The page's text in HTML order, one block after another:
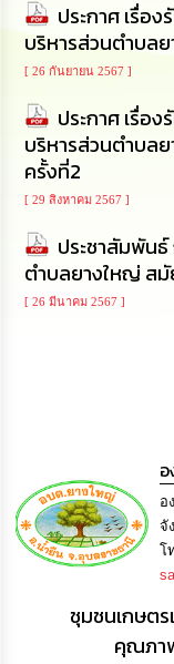
นโยบาย
No
Gift
การ
ดำเนิน
การ
เพื่อ
ป้องกัน
การ
ทุจริต
ร้อง
เรียน
ร้อง
ทุกข์
ประกาศ เรื่อ
บริหารส่วนตำบล
[ 26 กันยายน 2567 ]
ประกาศ เรื่อ
บริหารส่วนตำบล
ครั้งที่2
[ 29 สิงหาคม 2567 ]
ประชาสัมพัน
ตำบลยางใหญ่ ส
[ 26 มีนาคม 2567 ]
อ
จั
โ
ชุมชนเกษต
คุณภา